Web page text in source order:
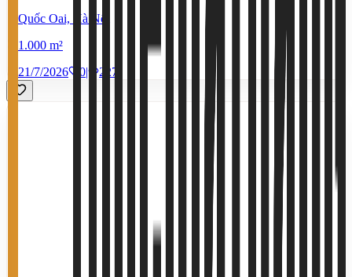
Quốc Oai, Hà Nội
1.000 m²
21/7/2026
0| 227